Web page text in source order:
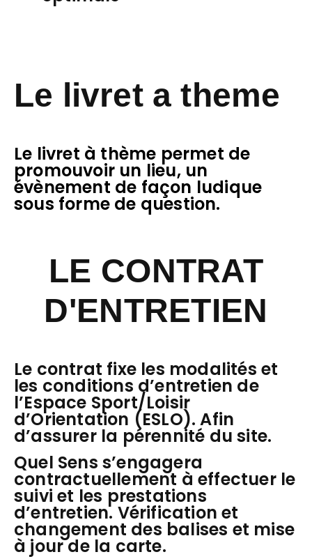
Le livret a theme
Le livret à thème permet de
promouvoir un lieu, un
évènement de façon ludique
sous forme de question.
LE CONTRAT
D'ENTRETIEN
Le contrat fixe les modalités et
les conditions d’entretien de
l’Espace Sport/Loisir
d’Orientation (ESLO). Afin
d’assurer la pérennité du site.
Quel Sens s’engagera
contractuellement à effectuer le
suivi et les prestations
d’entretien. Vérification et
changement des balises et mise
à jour de la carte.